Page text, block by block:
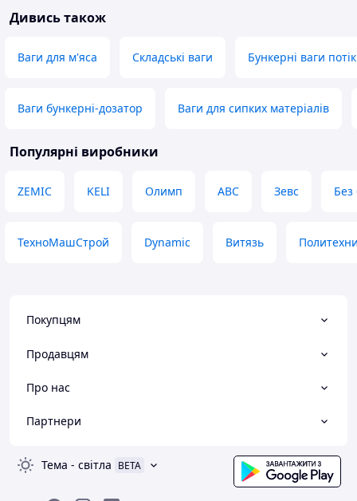
Дивись також
Ваги для м'яса Складські ваги Бункерні ваги потік
Ваги бункерні-дозатор Ваги для сипких матеріалів
Популярні виробники
ZEMIC KELI Олимп АВС Зевс Без
ТехноМашСтрой Dynamic Витязь
Покупцям
Продавцям
Про нас
Партнери
Тема - світла BETA